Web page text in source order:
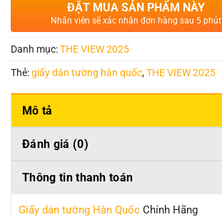
ĐẶT MUA SẢN PHẨM NÀY
Nhân viên sẽ xác nhận đơn hàng sau 5 phút
Danh mục:THE VIEW 2025
Thẻ:giấy dán tường hàn quốc,THE VIEW 2025
Mô tả
Đánh giá (0)
Thông tin thanh toán
Giấy dán tường Hàn Quốc Chính Hãng